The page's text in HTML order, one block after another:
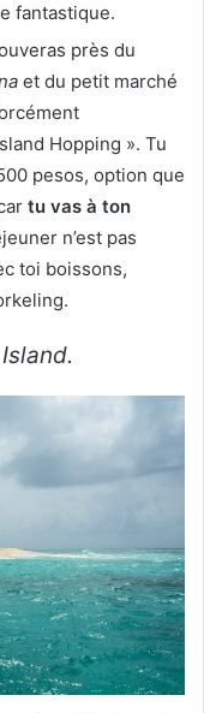
fantastique.
près du
et du petit marché
Hopping ». Tu
pesos, option que
tu vas à ton
n’est pas
toi boissons,